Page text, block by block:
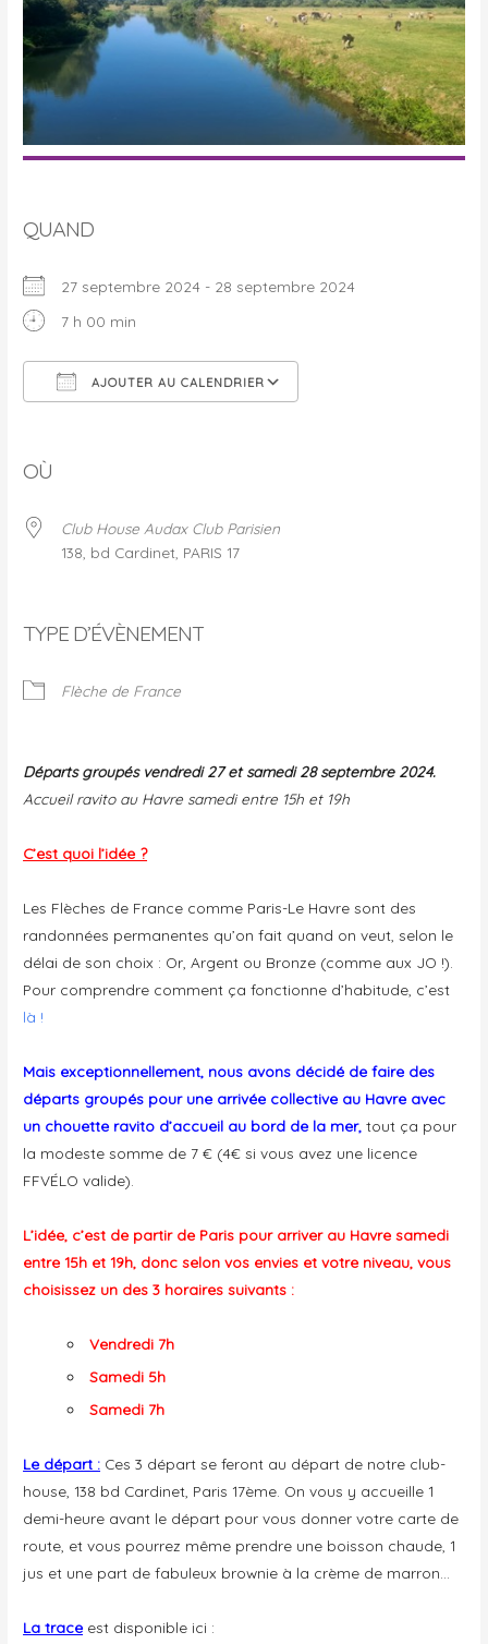
QUAND
27 septembre 2024 - 28 septembre 2024
7 h 00 min
AJOUTER AU CALENDRIER
OÙ
Club House Audax Club Parisien
138, bd Cardinet, PARIS 17
TYPE D’ÉVÈNEMENT
Flèche de France
Départs groupés vendredi 27 et samedi 28 septembre 2024.
Accueil ravito au Havre samedi entre 15h et 19h
C’est quoi l’idée ?
Les Flèches de France comme Paris-Le Havre sont des
randonnées permanentes qu’on fait quand on veut, selon le
délai de son choix : Or, Argent ou Bronze (comme aux JO !).
Pour comprendre comment ça fonctionne d’habitude, c’est
là !
Mais exceptionnellement, nous avons décidé de faire des
départs groupés pour une arrivée collective au Havre avec
un chouette ravito d’accueil au bord de la mer,tout ça pour
la modeste somme de 7 € (4€ si vous avez une licence
FFVÉLO valide).
L’idée, c’est de partir de Paris pour arriver au Havre samedi
entre 15h et 19h, donc selon vos envies et votre niveau, vous
choisissez un des 3 horaires suivants :
Vendredi 7h
Samedi 5h
Samedi 7h
Le départ : Ces 3 départ se feront au départ de notre club-
house, 138 bd Cardinet, Paris 17ème. On vous y accueille 1
demi-heure avant le départ pour vous donner votre carte de
route, et vous pourrez même prendre une boisson chaude, 1
jus et une part de fabuleux brownie à la crème de marron…
La trace est disponible ici :